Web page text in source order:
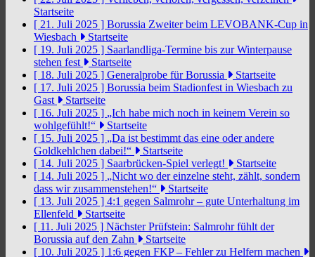
Startseite
[ 21. Juli 2025 ] Borussia Zweiter beim LEVOBANK-Cup in
Wiesbach
Startseite
[ 19. Juli 2025 ] Saarlandliga-Termine bis zur Winterpause
stehen fest
Startseite
[ 18. Juli 2025 ] Generalprobe für Borussia
Startseite
[ 17. Juli 2025 ] Borussia beim Stadionfest in Wiesbach zu
Gast
Startseite
[ 16. Juli 2025 ] „Ich habe mich noch in keinem Verein so
wohlgefühlt!“
Startseite
[ 15. Juli 2025 ] „Da ist bestimmt das eine oder andere
Goldkehlchen dabei!“
Startseite
[ 14. Juli 2025 ] Saarbrücken-Spiel verlegt!
Startseite
[ 14. Juli 2025 ] „Nicht wo der einzelne steht, zählt, sondern
dass wir zusammenstehen!“
Startseite
[ 13. Juli 2025 ] 4:1 gegen Salmrohr – gute Unterhaltung im
Ellenfeld
Startseite
[ 11. Juli 2025 ] Nächster Prüfstein: Salmrohr fühlt der
Borussia auf den Zahn
Startseite
[ 10. Juli 2025 ] 1:6 gegen FKP – Fehler zu Helfern machen